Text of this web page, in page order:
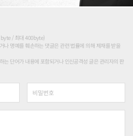
byte / 최대 400byte)
나 명예를 훼손하는 댓글은 관련 법률에 의해 제재를 받을
는 단어가 내용에 포함되거나 인신공격성 글은 관리자의 판